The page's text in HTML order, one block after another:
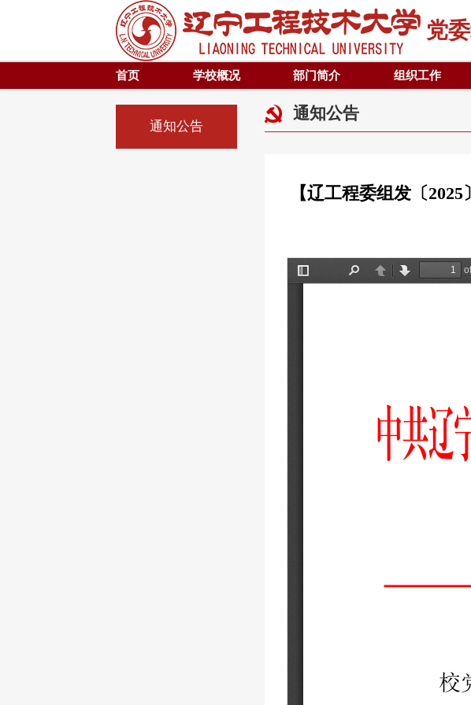
党
首页 学校概况 部门简介 组织工作
通知公告
通知公告
【辽工程委组发〔